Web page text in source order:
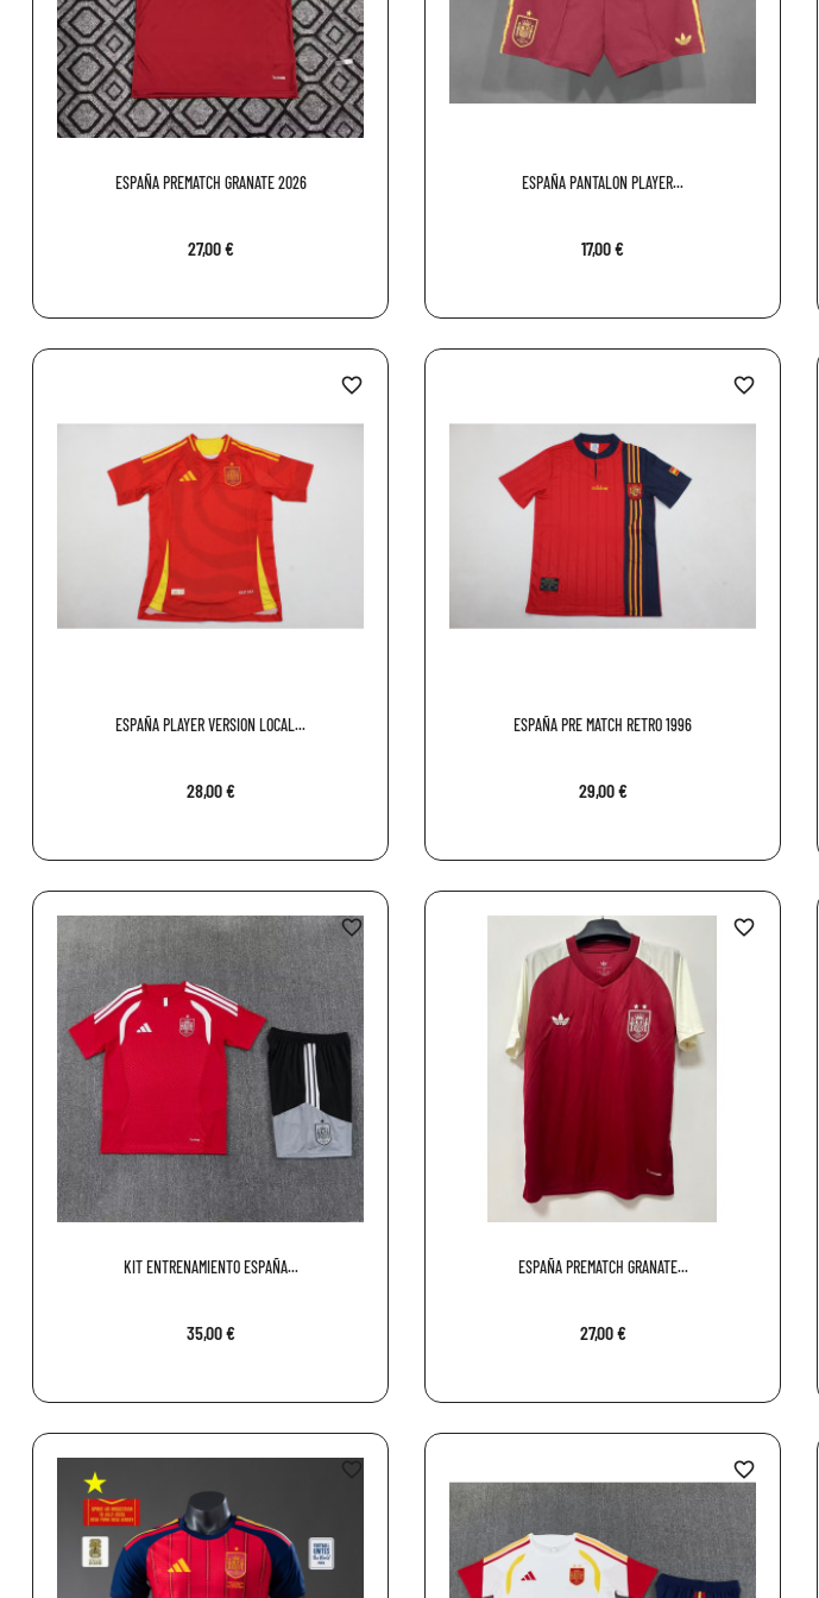
ESPAÑA PREMATCH GRANATE 2026
27,00 €
ESPAÑA PANTALON PLAYER...
17,00 €
ESPAÑA PLAYER VERSION LOCAL...
28,00 €
favorite_border
ESPAÑA PRE MATCH RETRO 1996
29,00 €
favorite_border
KIT ENTRENAMIENTO ESPAÑA...
35,00 €
favorite_border
ESPAÑA PREMATCH GRANATE...
27,00 €
favorite_border
favorite_border favorite_border